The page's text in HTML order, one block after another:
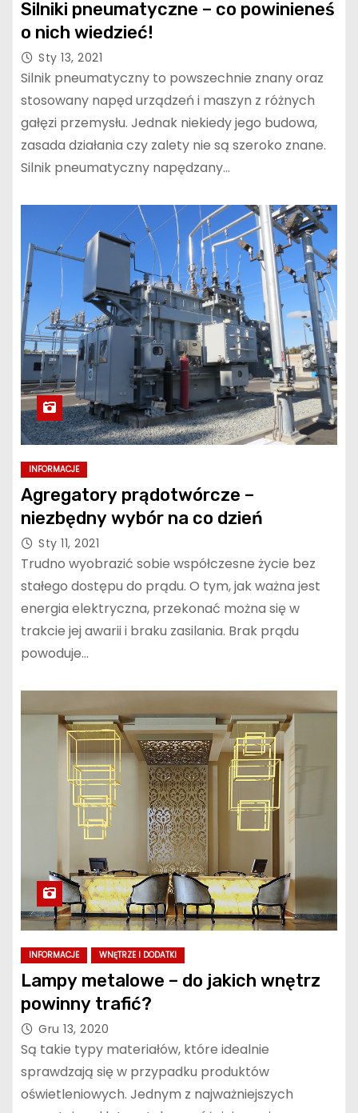
Silniki pneumatyczne – co powinieneś
o nich wiedzieć!
Sty 13, 2021
Silnik pneumatyczny to powszechnie znany oraz
stosowany napęd urządzeń i maszyn z różnych
gałęzi przemysłu. Jednak niekiedy jego budowa,
zasada działania czy zalety nie są szeroko znane.
Silnik pneumatyczny napędzany…
INFORMACJE
Agregatory prądotwórcze –
niezbędny wybór na co dzień
Sty 11, 2021
Trudno wyobrazić sobie współczesne życie bez
stałego dostępu do prądu. O tym, jak ważna jest
energia elektryczna, przekonać można się w
trakcie jej awarii i braku zasilania. Brak prądu
powoduje…
INFORMACJE WNĘTRZE I DODATKI
Lampy metalowe – do jakich wnętrz
powinny trafić?
Gru 13, 2020
Są takie typy materiałów, które idealnie
sprawdzają się w przypadku produktów
oświetleniowych. Jednym z najważniejszych